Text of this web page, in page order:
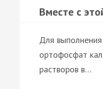
Вместе с
Для
ортофосфат
растворов в…